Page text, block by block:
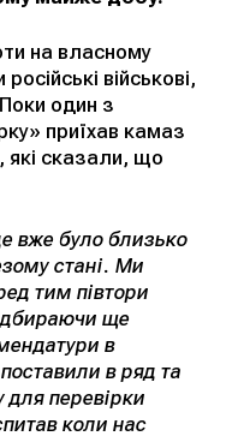
на власному
військові,
один з
приїхав камаз
які сказали, що
вже було близько
стані. Ми
тим півтори
ще
в
в ряд та
перевірки
коли нас